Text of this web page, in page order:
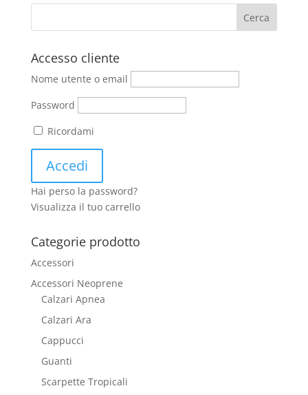
Accesso cliente
Nome utente o email
Password
Ricordami
Hai perso la password?
Visualizza il tuo carrello
Categorie prodotto
Accessori
Accessori Neoprene
Calzari Apnea
Calzari Ara
Cappucci
Guanti
Scarpette Tropicali